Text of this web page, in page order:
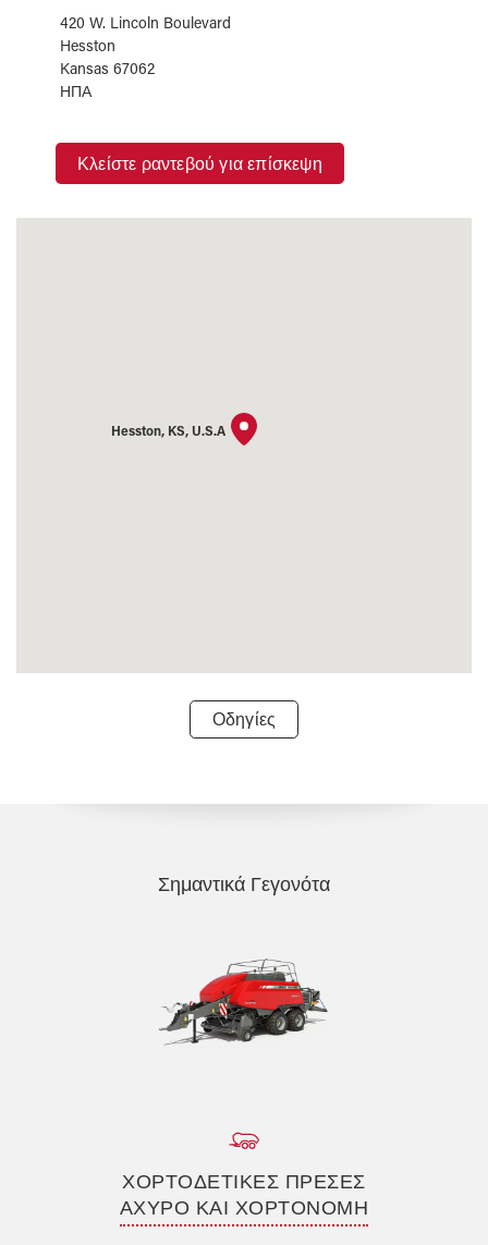
420 W. Lincoln Boulevard
Hesston
Kansas 67062
ΗΠΑ
Κλείστε ραντεβού για επίσκεψη
Hesston, KS, U.S.A
Οδηγίες
Σημαντικά Γεγονότα
ΧΟΡΤΟΔΕΤΙΚΈΣ ΠΡΈΣΕΣ
ΆΧΥΡΟ ΚΑΙ ΧΟΡΤΟΝΟΜΉ